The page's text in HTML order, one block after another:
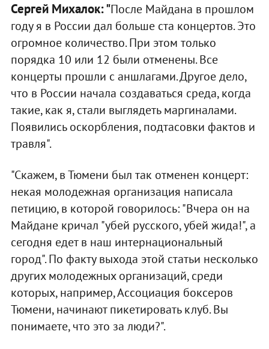
Сергей Михалок: "После Майдана в прошлом
году я в России дал больше ста концертов. Это
огромное количество. При этом только
порядка 10 или 12 были отменены. Все
концерты прошли с аншлагами. Другое дело,
что в России начала создаваться среда, когда
такие, как я, стали выглядеть маргиналами.
Появились оскорбления, подтасовки фактов и
травля".
"Скажем, в Тюмени был так отменен концерт:
некая молодежная организация написала
петицию, в которой говорилось: "Вчера он на
Майдане кричал "убей русского, убей жида!", а
сегодня едет в наш интернациональный
город". По факту выхода этой статьи несколько
других молодежных организаций, среди
которых, например, Ассоциация боксеров
Тюмени, начинают пикетировать клуб. Вы
понимаете, что это за люди?".